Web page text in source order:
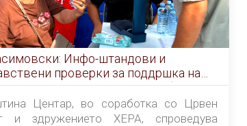
Инфо-штандови и
проверки за поддршка на
во услови на топлотен бран
Центар, во соработка со Црвен
и здружението ХЕРА, спроведува